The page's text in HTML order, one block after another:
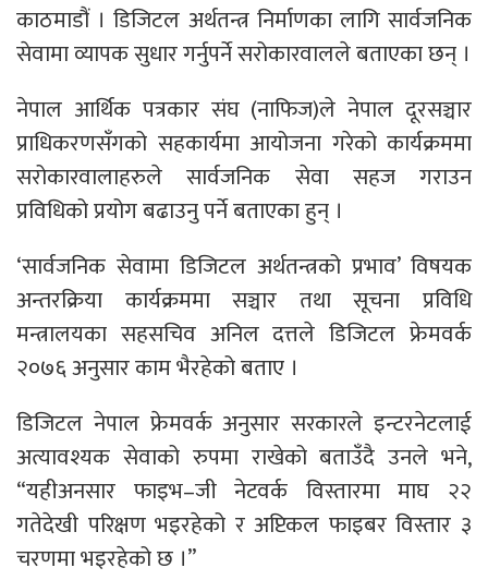
काठमाडौं । डिजिटल अर्थतन्त्र निर्माणका लागि सार्वजनिक
सेवामा व्यापक सुधार गर्नुपर्ने सरोकारवालले बताएका छन् ।
नेपाल आर्थिक पत्रकार संघ (नाफिज)ले नेपाल दूरसञ्चार
प्राधिकरणसँगको सहकार्यमा आयोजना गरेको कार्यक्रममा
सरोकारवालाहरुले सार्वजनिक सेवा सहज गराउन
प्रविधिको प्रयोग बढाउनु पर्ने बताएका हुन् ।
‘सार्वजनिक सेवामा डिजिटल अर्थतन्त्रको प्रभाव’ विषयक
अन्तरक्रिया कार्यक्रममा सञ्चार तथा सूचना प्रविधि
मन्त्रालयका सहसचिव अनिल दत्तले डिजिटल फ्रेमवर्क
२०७६ अनुसार काम भैरहेको बताए ।
डिजिटल नेपाल फ्रेमवर्क अनुसार सरकारले इन्टरनेटलाई
अत्यावश्यक सेवाको रुपमा राखेको बताउँदै उनले भने,
“यहीअनसार फाइभ–जी नेटवर्क विस्तारमा माघ २२
गतेदेखी परिक्षण भइरहेको र अप्टिकल फाइबर विस्तार ३
चरणमा भइरहेको छ ।”